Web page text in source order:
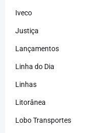
Iveco
Justiça
Lançamentos
Linha do Dia
Linhas
Litorânea
Lobo Transportes